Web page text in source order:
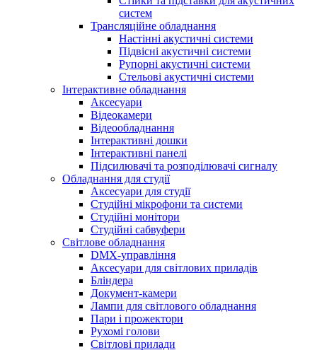
систем
Трансляційне обладнання
Настінні акустичні системи
Підвісні акустичні системи
Рупорні акустичні системи
Стельові акустичні системи
Інтерактивне обладнання
Аксесуари
Відеокамери
Відеообладнання
Інтерактивні дошки
Інтерактивні панелі
Підсилювачі та розподілювачі сигналу
Обладнання для студії
Аксесуари для студії
Студійні мікрофони та системи
Студійні монітори
Студійні сабвуфери
Світлове обладнання
DMX-управління
Аксесуари для світлових приладів
Бліндера
Документ-камери
Лампи для світлового обладнання
Пари і прожектори
Рухомі голови
Світлові прилади